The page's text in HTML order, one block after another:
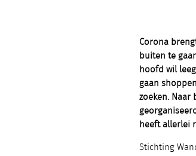
Corona
buiten te
hoofd wil
gaan
zoeken.
heeft allerlei
Stichting